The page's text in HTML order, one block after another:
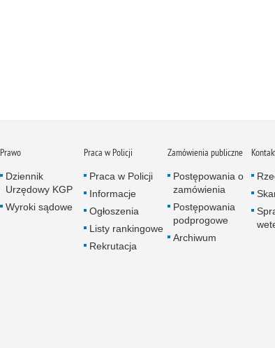
Prawo
Dziennik
Urzędowy KGP
Wyroki sądowe
Praca w Policji
Praca w Policji
Informacje
Ogłoszenia
Listy rankingowe
Rekrutacja
Zamówienia publiczne
Postępowania o
zamówienia
Postępowania
podprogowe
Archiwum